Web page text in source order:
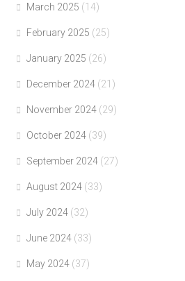
March 2025 (14)
February 2025 (25)
January 2025 (26)
December 2024 (21)
November 2024 (29)
October 2024 (39)
September 2024 (27)
August 2024 (33)
July 2024 (32)
June 2024 (33)
May 2024 (37)